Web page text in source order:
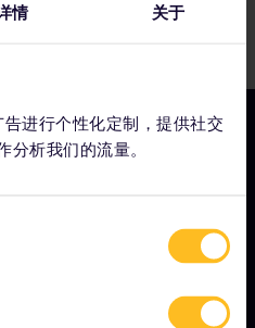
情 关于
进行个性化定制，提供社交
分析我们的流量。